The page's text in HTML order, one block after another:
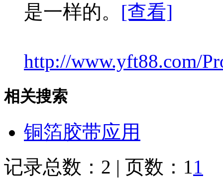
是一样的。 [查看]
http://www.yft88.com/
相关搜索
铜箔胶带应用
记录总数：2 | 页数：11